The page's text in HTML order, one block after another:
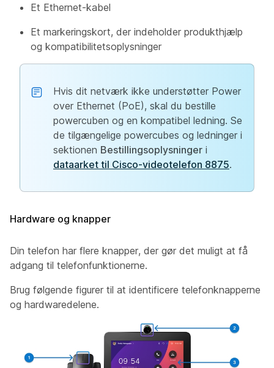
Et Ethernet-kabel
Et markeringskort, der indeholder produkthjælp
og kompatibilitetsoplysninger
Hvis dit netværk ikke understøtter Power
over Ethernet (PoE), skal du bestille
powercuben og en kompatibel ledning. Se
de tilgængelige powercubes og ledninger i
sektionen Bestillingsoplysninger i
dataarket til Cisco-videotelefon 8875.
Hardware og knapper
Din telefon har flere knapper, der gør det muligt at få
adgang til telefonfunktionerne.
Brug følgende figurer til at identificere telefonknapperne
og hardwaredelene.